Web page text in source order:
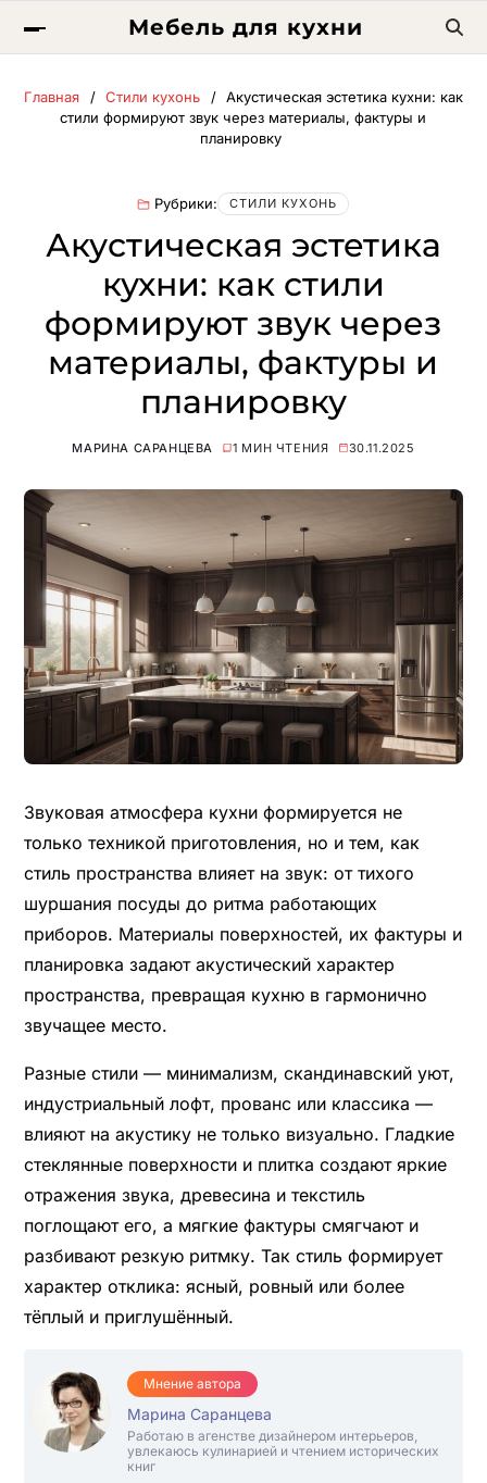
Мебель для кухни
Главная Стили кухонь
Акустическая эстетика кухни: как
стили формируют звук через материалы, фактуры и
планировку
Рубрики: СТИЛИ КУХОНЬ
Акустическая эстетика
кухни: как стили
формируют звук через
материалы, фактуры и
планировку
МАРИНА САРАНЦЕВА 1 МИН ЧТЕНИЯ 30.11.2025
Звуковая атмосфера кухни формируется не
только техникой приготовления, но и тем, как
стиль пространства влияет на звук: от тихого
шуршания посуды до ритма работающих
приборов. Материалы поверхностей, их фактуры и
планировка задают акустический характер
пространства, превращая кухню в гармонично
звучащее место.
Разные стили — минимализм, скандинавский уют,
индустриальный лофт, прованс или классика —
влияют на акустику не только визуально. Гладкие
стеклянные поверхности и плитка создают яркие
отражения звука, древесина и текстиль
поглощают его, а мягкие фактуры смягчают и
разбивают резкую ритмку. Так стиль формирует
характер отклика: ясный, ровный или более
тёплый и приглушённый.
Мнение автора
Марина Саранцева
Работаю в агенстве дизайнером интерьеров,
увлекаюсь кулинарией и чтением исторических
книг